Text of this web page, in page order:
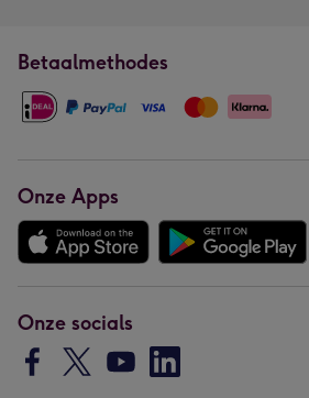
Betaalmethodes
Onze Apps
Onze socials